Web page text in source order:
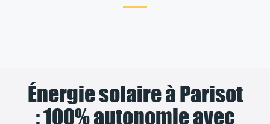
Énergie solaire à Parisot
: 100% autonomie avec